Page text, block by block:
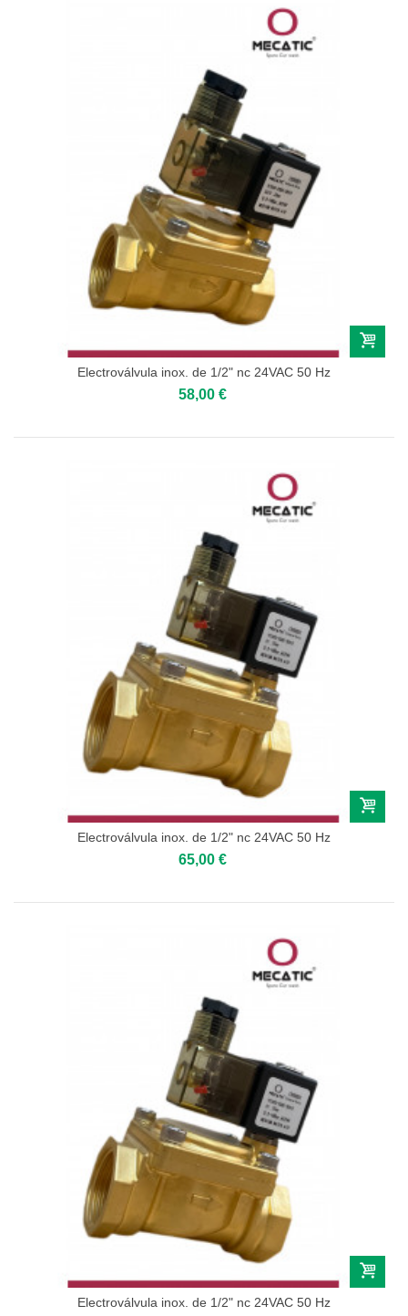
Electroválvula inox. de 1/2" nc 24VAC 50 Hz
58,00 €
Electroválvula inox. de 1/2" nc 24VAC 50 Hz
65,00 €
Electroválvula inox. de 1/2" nc 24VAC 50 Hz